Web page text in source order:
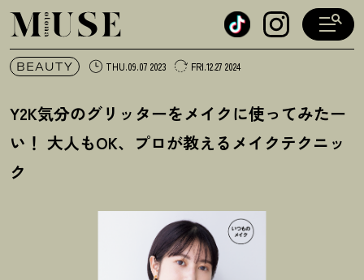
オトナミューズ ウェブ
BEAUTY THU.09.07 2023 FRI.12.27 2024
Y2K気分のグリッターをメイクに使ってみたー
い ！ 大人もOK、プロが教えるメイクテクニッ
ク